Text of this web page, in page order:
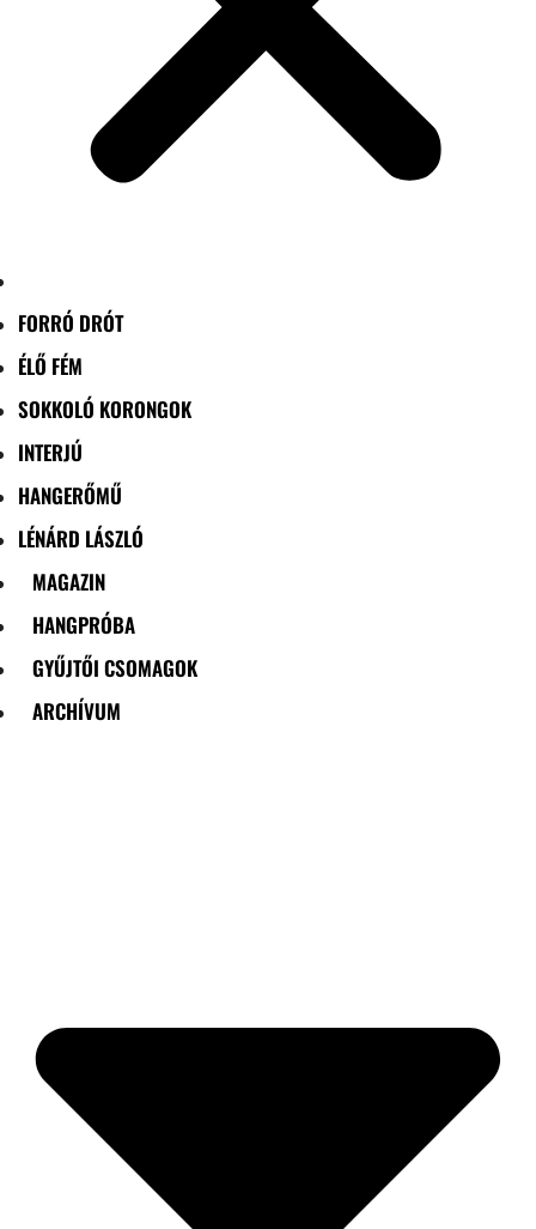
FORRÓ DRÓT
ÉLŐ FÉM
SOKKOLÓ KORONGOK
INTERJÚ
HANGERŐMŰ
LÉNÁRD LÁSZLÓ
MAGAZIN
HANGPRÓBA
GYŰJTŐI CSOMAGOK
ARCHÍVUM